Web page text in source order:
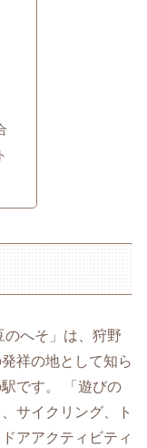
へそ」は、狩野
祥の地として知ら
です。 「遊びの
サイクリング、ト
アアクティビティ